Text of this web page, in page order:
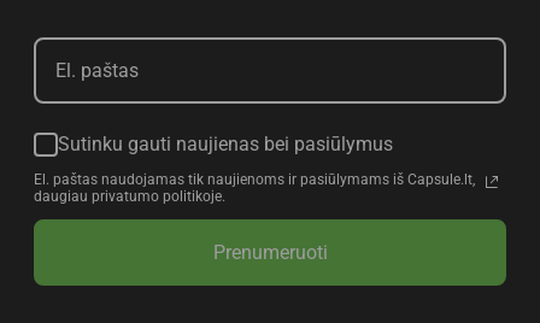
Sutinku gauti naujienas bei pasiūlymus
El. paštas naudojamas tik naujienoms ir pasiūlymams iš Capsule.lt,
daugiau privatumo politikoje.
Prenumeruoti